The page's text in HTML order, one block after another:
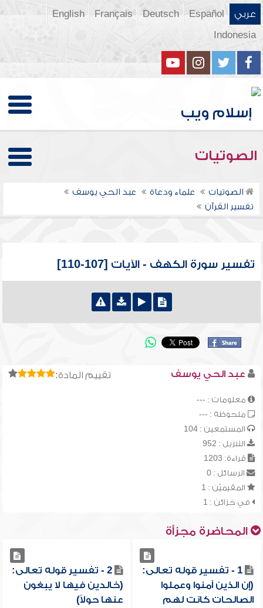
عربي Español
Deutsch
Français
English
Indonesia
الصوتيات
الصوتيات علماء ودعاة
عبد الحي يوسف
تفسير القرآن
تفسير سورة الكهف - الآيات [107-110]
تقييم المادة: عبد الحي يوسف
معلومات : ---
ملحوظة : ---
المستمعين : 104
التنزيل : 952
قراءة: 1203
الرسائل : 0
المقيميّن : 1
في خزائن : 1
المحاضرة مجزأة
1 - تفسير قوله تعالى:
(إن الذين آمنوا وعملوا
الصالحات كانت لهم
2 - تفسير قوله تعالى:
(خالدين فيها لا يبغون
عنها حولاً)